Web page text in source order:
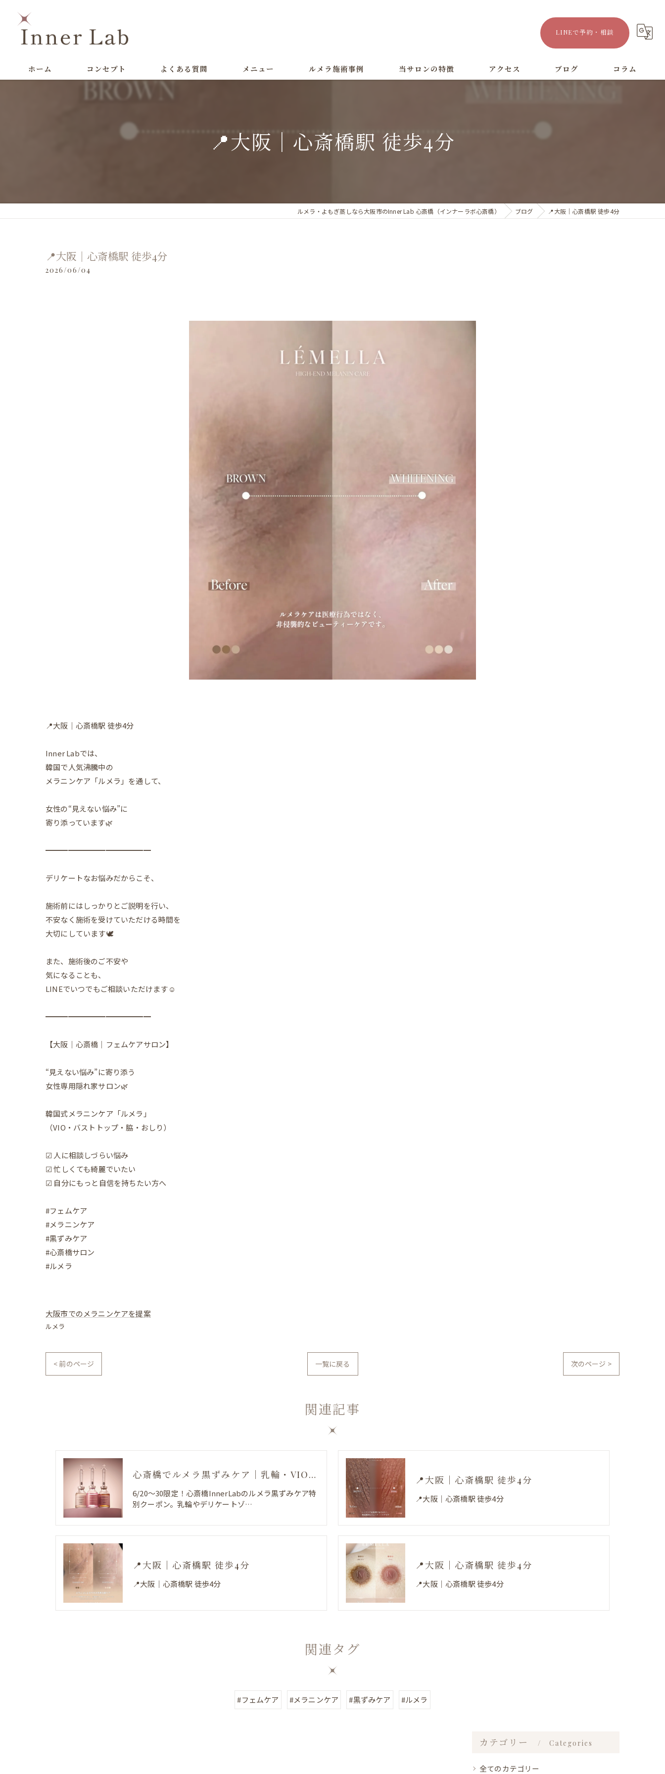
LINEで予約・相談
ホーム コンセプト よくある質問 メニュー ルメラ施術事例 当サロンの特徴
色素沈着
アクセス ブログ コラム
📍大阪｜心斎橋駅 徒歩4分
ルメラ・よもぎ蒸しなら大阪市のInner Lab 心斎橋（インナーラボ心斎橋） ブログ 📍大阪｜心斎橋駅 徒歩4分
📍大阪｜心斎橋駅 徒歩4分
2026/06/04
📍大阪｜心斎橋駅 徒歩4分
Inner Labでは、
韓国で人気沸騰中の
メラニンケア「ルメラ」を通して、
女性の“見えない悩み”に
寄り添っています🌿
━━━━━━━━━━━━━━
デリケートなお悩みだからこそ、
施術前にはしっかりとご説明を行い、
不安なく施術を受けていただける時間を
大切にしています🕊️
また、施術後のご不安や
気になることも、
LINEでいつでもご相談いただけます☺️
━━━━━━━━━━━━━━
【大阪｜心斎橋｜フェムケアサロン】
“見えない悩み”に寄り添う
女性専用隠れ家サロン🌿
韓国式メラニンケア「ルメラ」
（VIO・バストトップ・脇・おしり）
☑︎ 人に相談しづらい悩み
☑︎ 忙しくても綺麗でいたい
☑︎ 自分にもっと自信を持ちたい方へ
#フェムケア
#メラニンケア
#黒ずみケア
#心斎橋サロン
#ルメラ
大阪市でのメラニンケアを提案
ルメラ
< 前のページ 一覧に戻る 次のページ >
関連記事
心斎橋でルメラ黒ずみケア｜乳輪・VIO・デリケートゾーン特別価格
6/20〜30限定！心斎橋InnerLabのルメラ黒ずみケア特
別クーポン。乳輪やデリケートゾ…
📍大阪｜心斎橋駅 徒歩4分
📍大阪｜心斎橋駅 徒歩4分
📍大阪｜心斎橋駅 徒歩4分
📍大阪｜心斎橋駅 徒歩4分
📍大阪｜心斎橋駅 徒歩4分
📍大阪｜心斎橋駅 徒歩4分
関連タグ
#フェムケア #メラニンケア #黒ずみケア #ルメラ
カテゴリー Categories
全てのカテゴリー